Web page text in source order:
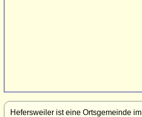
Hefersweiler ist eine Ortsgemeinde im